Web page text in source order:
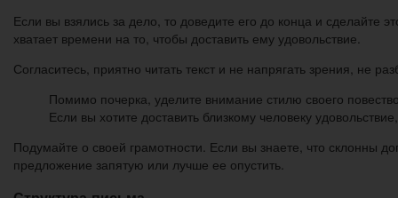
Если вы взялись за дело, то доведите его до конца и сделайте
хватает времени на то, чтобы доставить ему удовольствие.
Согласитесь, приятно читать текст и не напрягать зрения, не
Помимо почерка, уделите внимание стилю своего
Если вы хотите доставить близкому человеку
Подумайте о своей грамотности. Если вы знаете, что склонны
предложение запятую или лучше ее опустить.